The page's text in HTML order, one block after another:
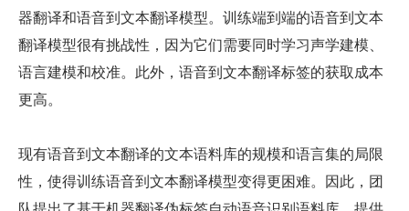
器翻译和语音到文本翻译模型。训练端到端的语音到文本
翻译模型很有挑战性，因为它们需要同时学习声学建模、
语言建模和校准。此外，语音到文本翻译标签的获取成本
更高。
现有语音到文本翻译的文本语料库的规模和语言集的局限
性，使得训练语音到文本翻译模型变得更困难。因此，团